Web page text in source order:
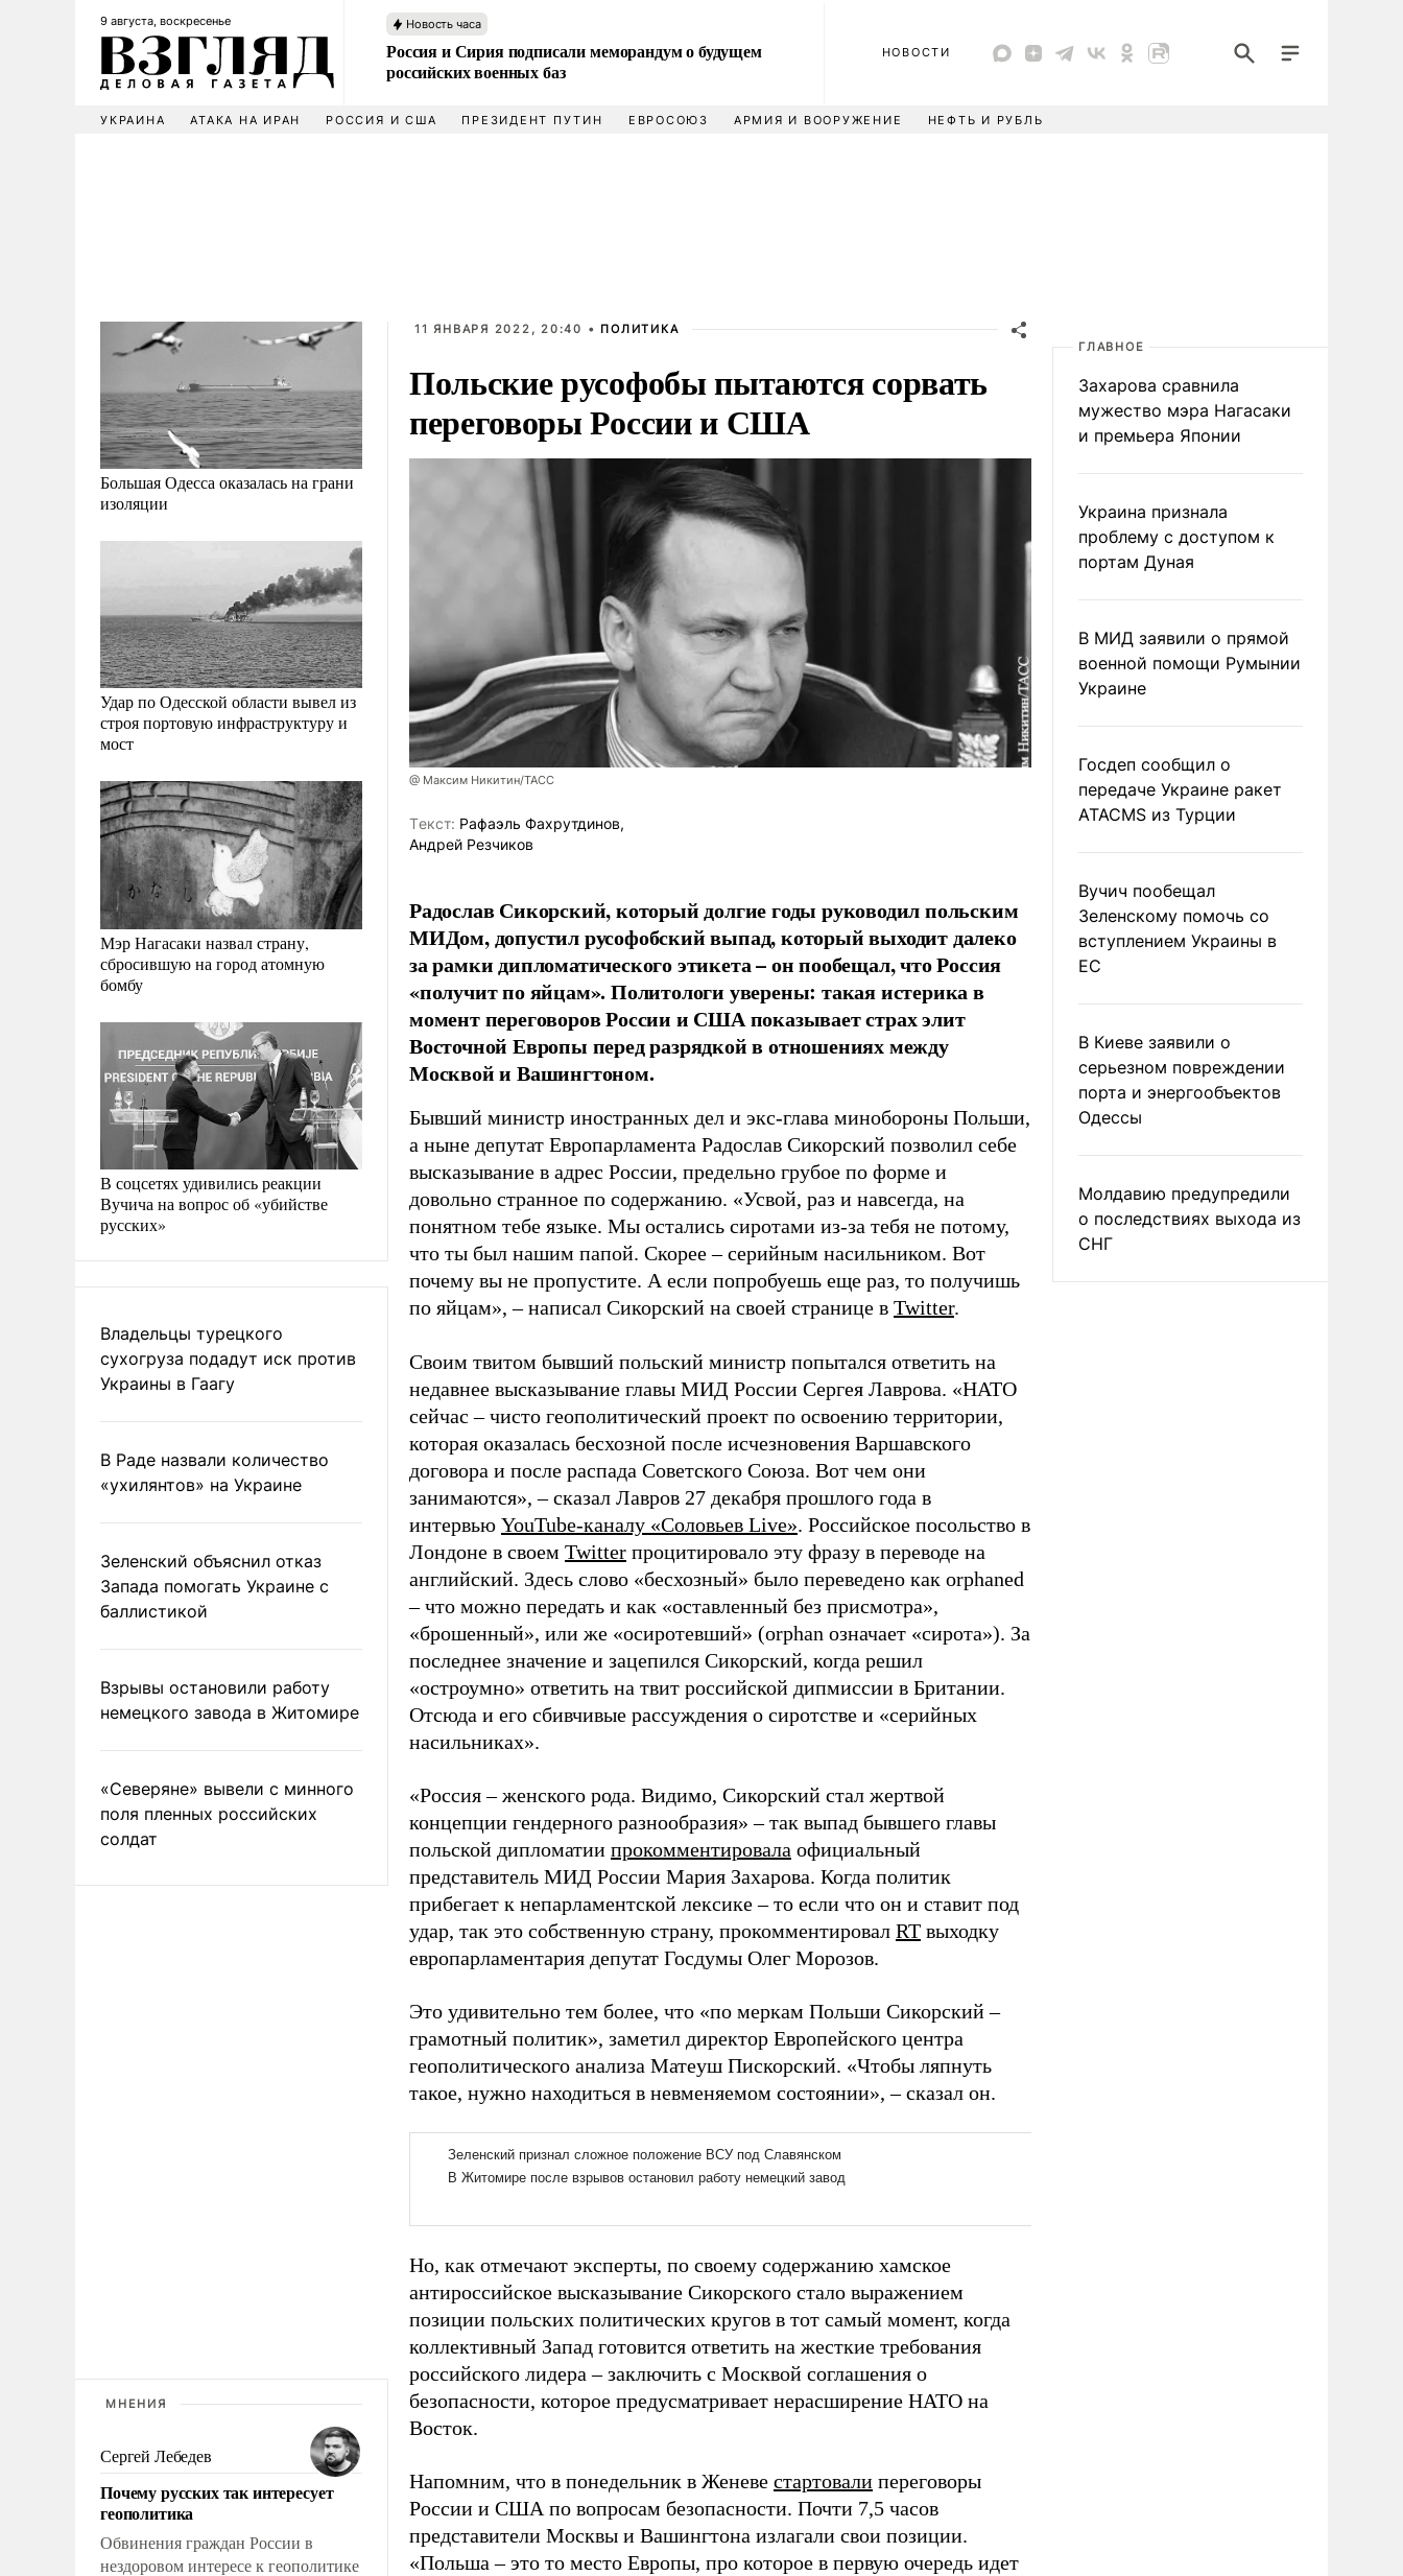
9 августа, воскресенье Новость часа
Россия и Сирия подписали меморандум о будущем
российских военных баз
НОВОСТИ
УКРАИНА АТАКА НА ИРАН РОССИЯ И США ПРЕЗИДЕНТ ПУТИН ЕВРОСОЮЗ АРМИЯ И ВООРУЖЕНИЕ НЕФТЬ И РУБЛЬ
Большая Одесса оказалась на грани
изоляции
Удар по Одесской области вывел из
строя портовую инфраструктуру и
мост
Мэр Нагасаки назвал страну,
сбросившую на город атомную
бомбу
В соцсетях удивились реакции
Вучича на вопрос об «убийстве
русских»
Владельцы турецкого
сухогруза подадут иск против
Украины в Гаагу
В Раде назвали количество
«ухилянтов» на Украине
Зеленский объяснил отказ
Запада помогать Украине с
баллистикой
Взрывы остановили работу
немецкого завода в Житомире
«Северяне» вывели с минного
поля пленных российских
солдат
МНЕНИЯ
Сергей Лебедев
Почему русских так интересует
геополитика
Обвинения граждан России в
нездоровом интересе к геополитике
11 ЯНВАРЯ 2022, 20:40 • ПОЛИТИКА
Польские русофобы пытаются сорвать
переговоры России и США
@ Максим Никитин/ТАСС
Tекст: Рафаэль Фахрутдинов,
Андрей Резчиков
Радослав Сикорский, который долгие годы руководил польским
МИДом, допустил русофобский выпад, который выходит далеко
за рамки дипломатического этикета – он пообещал, что Россия
«получит по яйцам». Политологи уверены: такая истерика в
момент переговоров России и США показывает страх элит
Восточной Европы перед разрядкой в отношениях между
Москвой и Вашингтоном.
Бывший министр иностранных дел и экс-глава минобороны Польши,
а ныне депутат Европарламента Радослав Сикорский позволил себе
высказывание в адрес России, предельно грубое по форме и
довольно странное по содержанию. «Усвой, раз и навсегда, на
понятном тебе языке. Мы остались сиротами из-за тебя не потому,
что ты был нашим папой. Скорее – серийным насильником. Вот
почему вы не пропустите. А если попробуешь еще раз, то получишь
по яйцам», – написал Сикорский на своей странице в Twitter.
Своим твитом бывший польский министр попытался ответить на
недавнее высказывание главы МИД России Сергея Лаврова. «НАТО
сейчас – чисто геополитический проект по освоению территории,
которая оказалась бесхозной после исчезновения Варшавского
договора и после распада Советского Союза. Вот чем они
занимаются», – сказал Лавров 27 декабря прошлого года в
интервью YouTube-каналу «Соловьев Live». Российское посольство в
Лондоне в своем Twitter процитировало эту фразу в переводе на
английский. Здесь слово «бесхозный» было переведено как orphaned
– что можно передать и как «оставленный без присмотра»,
«брошенный», или же «осиротевший» (orphan означает «сирота»). За
последнее значение и зацепился Сикорский, когда решил
«остроумно» ответить на твит российской дипмиссии в Британии.
Отсюда и его сбивчивые рассуждения о сиротстве и «серийных
насильниках».
«Россия – женского рода. Видимо, Сикорский стал жертвой
концепции гендерного разнообразия» – так выпад бывшего главы
польской дипломатии прокомментировала официальный
представитель МИД России Мария Захарова. Когда политик
прибегает к непарламентской лексике – то если что он и ставит под
удар, так это собственную страну, прокомментировал RT выходку
европарламентария депутат Госдумы Олег Морозов.
Это удивительно тем более, что «по меркам Польши Сикорский –
грамотный политик», заметил директор Европейского центра
геополитического анализа Матеуш Пискорский. «Чтобы ляпнуть
такое, нужно находиться в невменяемом состоянии», – сказал он.
Но, как отмечают эксперты, по своему содержанию хамское
антироссийское высказывание Сикорского стало выражением
позиции польских политических кругов в тот самый момент, когда
коллективный Запад готовится ответить на жесткие требования
российского лидера – заключить с Москвой соглашения о
безопасности, которое предусматривает нерасширение НАТО на
Восток.
Напомним, что в понедельник в Женеве стартовали переговоры
России и США по вопросам безопасности. Почти 7,5 часов
представители Москвы и Вашингтона излагали свои позиции.
«Польша – это то место Европы, про которое в первую очередь идет
ГЛАВНОЕ
Захарова сравнила
мужество мэра Нагасаки
и премьера Японии
Украина признала
проблему с доступом к
портам Дуная
В МИД заявили о прямой
военной помощи Румынии
Украине
Госдеп сообщил о
передаче Украине ракет
ATACMS из Турции
Вучич пообещал
Зеленскому помочь со
вступлением Украины в
ЕС
В Киеве заявили о
серьезном повреждении
порта и энергообъектов
Одессы
Молдавию предупредили
о последствиях выхода из
СНГ